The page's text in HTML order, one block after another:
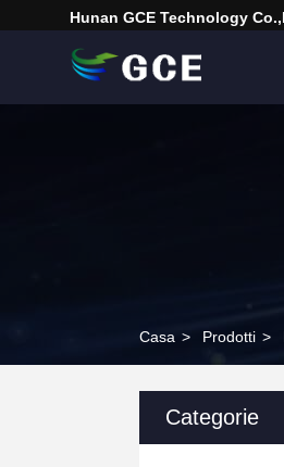
Hunan GCE Technology
Casa > Prodotti >
Categorie